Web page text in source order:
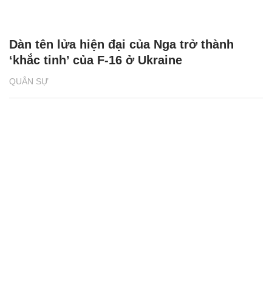
QUÂN SỰ
Dàn tên lửa hiện đại của Nga trở thành
‘khắc tinh’ của F-16 ở Ukraine